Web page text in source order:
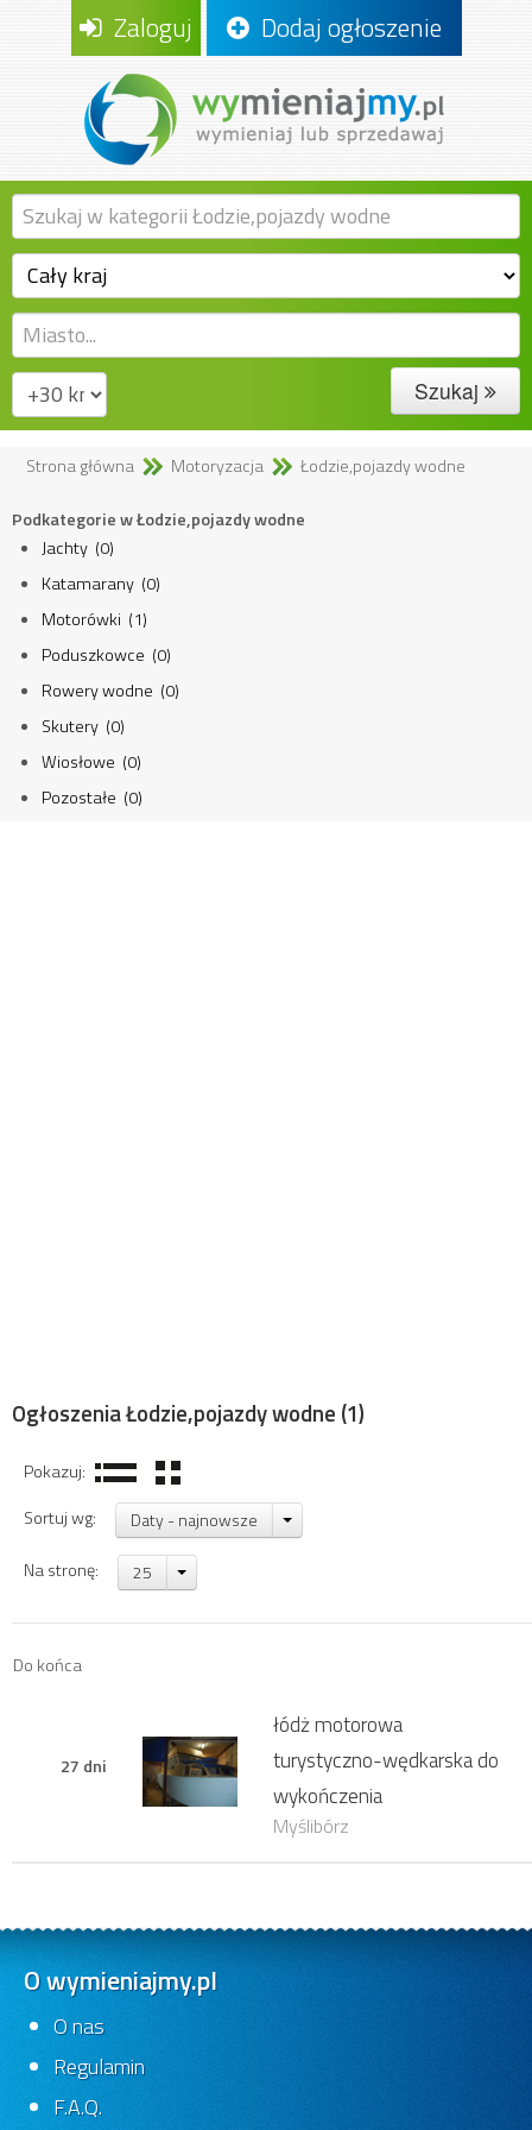
Zaloguj Dodaj ogłoszenie
Szukaj
Strona główna Motoryzacja Łodzie,pojazdy wodne
Podkategorie w Łodzie,pojazdy wodne
Jachty (0)
Katamarany (0)
Motorówki (1)
Poduszkowce (0)
Rowery wodne (0)
Skutery (0)
Wiosłowe (0)
Pozostałe (0)
Ogłoszenia Łodzie,pojazdy wodne (1)
Pokazuj:
Sortuj wg:
Daty - najnowsze
Na stronę: 25
Do końca
27 dni
łódż motorowa
turystyczno-wędkarska do
wykończenia
Myślibórz
O wymieniajmy.pl
O nas
Regulamin
F.A.Q.